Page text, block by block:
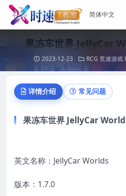
果冻车世界 JellyCar
2023-12-23 RCG 竞速游戏
详情介绍 常见问题
果冻车世界 JellyCar
英文名称：JellyCar Worlds
版本：1.7.0